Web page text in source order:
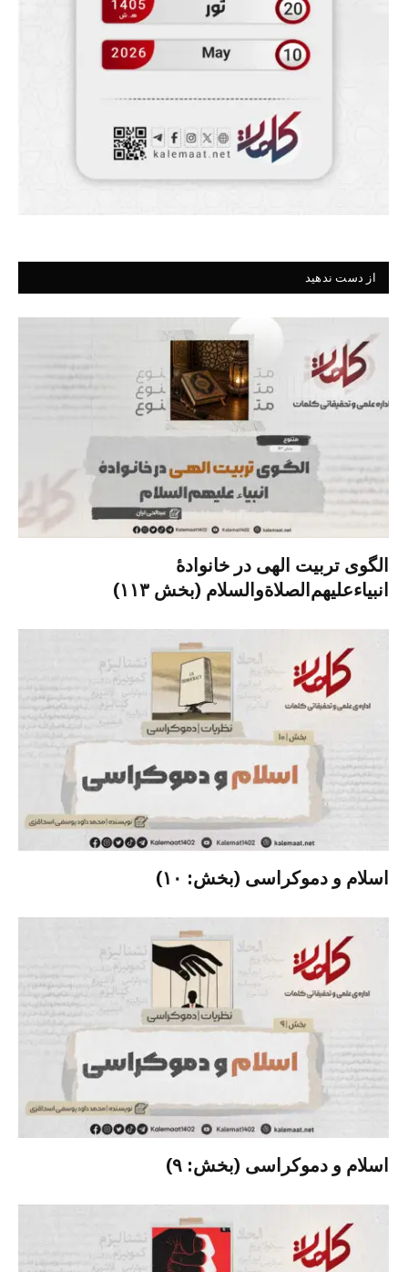
از دست ندهید
الگوی تربیت الهی در خانوادۀ
انبیاءعلیهم‌الصلاةو‌السلام (بخش ۱۱۳)
اسلام و دموکراسی (بخش: ۱۰)
اسلام و دموکراسی (بخش: ۹)